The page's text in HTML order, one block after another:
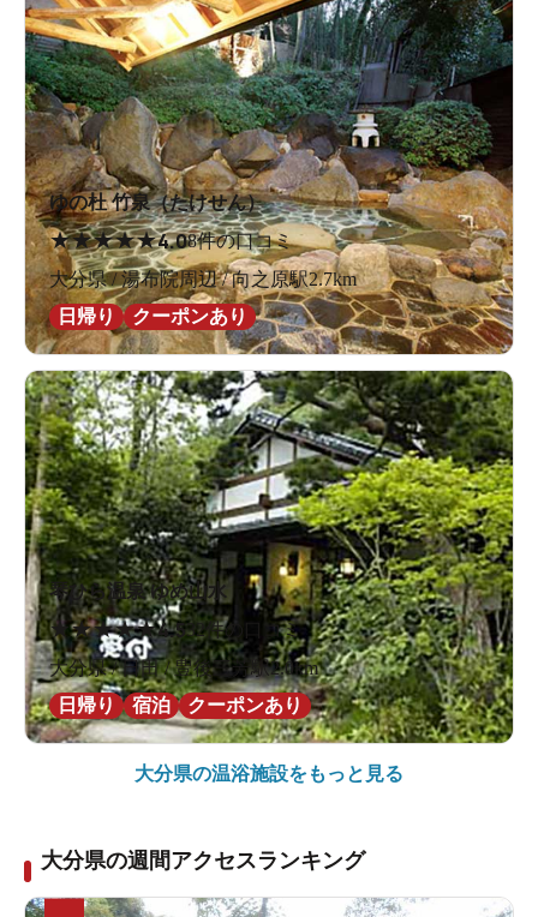
ゆの杜 竹泉（たけせん）
★★★★★4.08件の口コミ
大分県 / 湯布院周辺 / 向之原駅2.7km
日帰り
クーポンあり
琴ひら温泉 ゆめ山水
★★★★★4.532件の口コミ
大分県 / 日田 / 豊後三芳駅2.0km
日帰り
宿泊 クーポンあり
大分県の温浴施設をもっと見る
大分県の週間アクセスランキング